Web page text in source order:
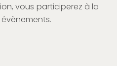
vous participerez à la